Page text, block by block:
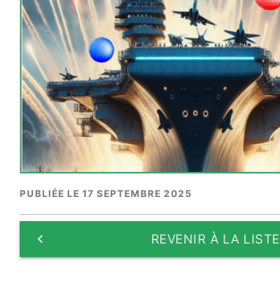
PUBLIÉE LE 17 SEPTEMBRE 2025
keyboard_arrow_left REVENIR À LA LISTE